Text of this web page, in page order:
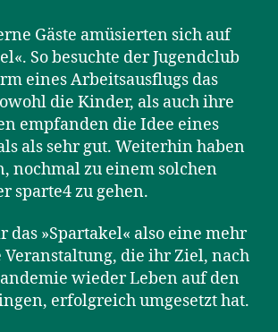
Gäste amüsierten sich auf
So besuchte der Jugendclub
eines Arbeitsausflugs das
die Kinder, als auch ihre
empfanden die Idee eines
als sehr gut. Weiterhin haben
nochmal zu einem solchen
sparte4 zu gehen.
das »Spartakel« also eine mehr
Veranstaltung, die ihr Ziel, nach
wieder Leben auf den
erfolgreich umgesetzt hat.